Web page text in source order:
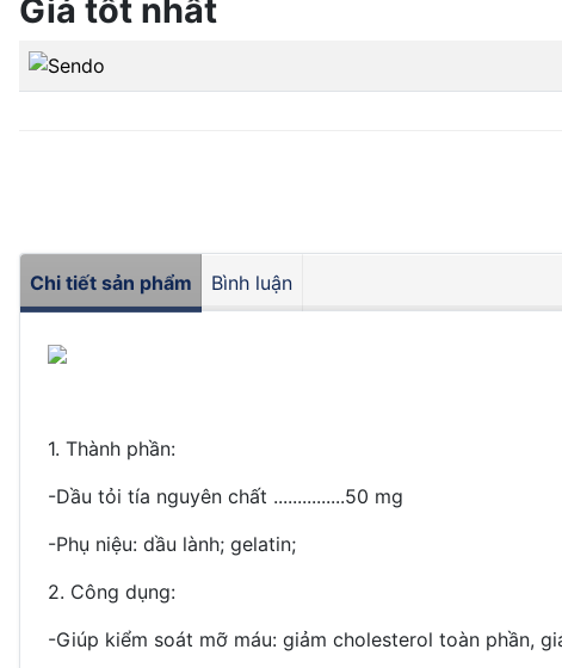
Giá tốt nhất
Chi tiết sản phẩm Bình luận
1. Thành phần:
-Dầu tỏi tía nguyên chất ...............50 mg
-Phụ niệu: dầu lành; gelatin;
2. Công dụng:
-Giúp kiểm soát mỡ máu: giảm cholesterol toàn phần,